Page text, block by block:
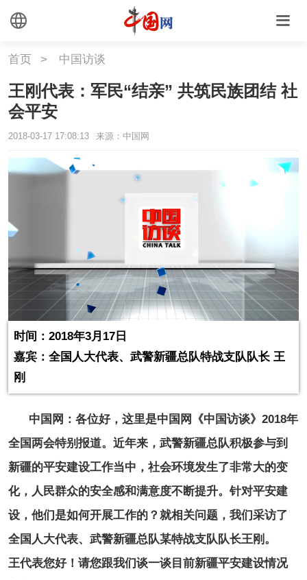
首页 > 中国访谈
王刚代表：军民“结亲” 共筑民族团结 社
会平安
2018-03-17 17:08:13 来源：中国网
a
Please use Chrome, Firefox, Safari or Edge to play the
时间：2018年3月17日
嘉宾：全国人大代表、武警新疆总队特战支队队长 王
刚
中国网：各位好，这里是中国网《中国访谈》2018年
全国两会特别报道。近年来，武警新疆总队积极参与到
新疆的平安建设工作当中，社会环境发生了非常大的变
化，人民群众的安全感和满意度不断提升。针对平安建
设，他们是如何开展工作的？就相关问题，我们采访了
全国人大代表、武警新疆总队某特战支队队长王刚。
王代表您好！请您跟我们谈一谈目前新疆平安建设情况